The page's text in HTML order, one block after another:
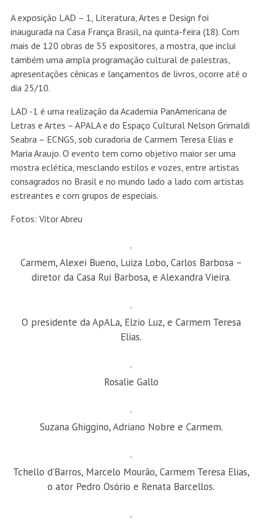
A exposição LAD – 1, Literatura, Artes e Design foi
inaugurada na Casa França Brasil, na quinta-feira (18). Com
mais de 120 obras de 55 expositores, a mostra, que inclui
também uma ampla programação cultural de palestras,
apresentações cênicas e lançamentos de livros, ocorre até o
dia 25/10.
LAD -1 é uma realização da Academia PanAmericana de
Letras e Artes – APALA e do Espaço Cultural Nelson Grimaldi
Seabra – ECNGS, sob curadoria de Carmem Teresa Elias e
Maria Araujo. O evento tem como objetivo maior ser uma
mostra eclética, mesclando estilos e vozes, entre artistas
consagrados no Brasil e no mundo lado a lado com artistas
estreantes e com grupos de especiais.
Fotos: Vitor Abreu
Carmem, Alexei Bueno, Luiza Lobo, Carlos Barbosa –
diretor da Casa Rui Barbosa, e Alexandra Vieira.
O presidente da ApALa, Elzio Luz, e Carmem Teresa
Elias.
Rosalie Gallo
Suzana Ghiggino, Adriano Nobre e Carmem.
Tchello d’Barros, Marcelo Mourão, Carmem Teresa Elias,
o ator Pedro Osório e Renata Barcellos.